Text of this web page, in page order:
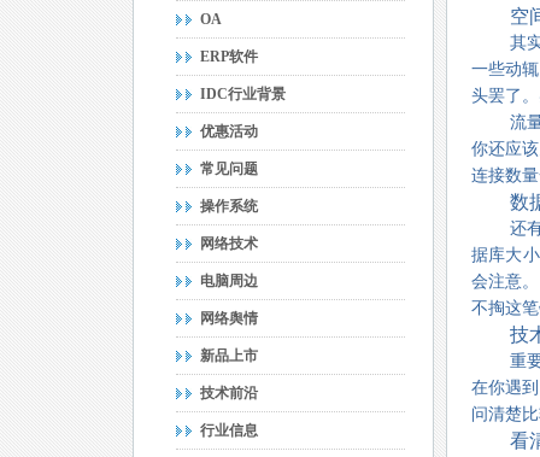
OA
ERP软件
IDC行业背景
优惠活动
常见问题
操作系统
网络技术
电脑周边
网络舆情
新品上市
技术前沿
行业信息
空
其
一些动
头罢了
流
你还应
连接数
数
还
据库大
会注意
不掏这
技
重
在你遇
问清楚
看